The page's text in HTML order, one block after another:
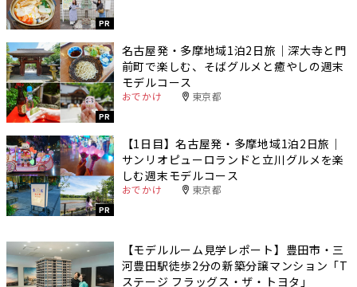
PR
PR
名古屋発・多摩地域1泊2日旅｜深大寺と門
前町で楽しむ、そばグルメと癒やしの週末
モデルコース
おでかけ 東京都
PR
【1日目】名古屋発・多摩地域1泊2日旅｜
サンリオピューロランドと立川グルメを楽
しむ週末モデルコース
おでかけ 東京都
【モデルルーム見学レポート】豊田市・三
河豊田駅徒歩2分の新築分譲マンション「T
ステージ フラッグス・ザ・トヨタ」